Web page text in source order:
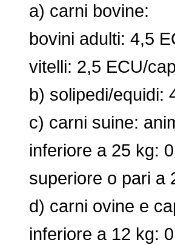
a) carni bovine:
bovini adulti: 4,5
vitelli: 2,5 ECU/
b) solipedi/equidi:
c) carni suine:
inferiore a 25 kg:
superiore o pari a
d) carni ovine e
inferiore a 12 kg: